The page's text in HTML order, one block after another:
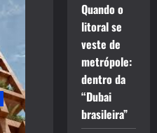
Quando o
litoral se
veste de
metrópole:
dentro da
“Dubai
brasileira”